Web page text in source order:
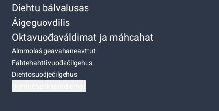
Diehtu bálvalusas
Áigeguovdilis
Oktavuođaváldimat ja máhcahat
Almmolaš geavahaneavttut
Fáhtehahttivuođačilgehus
Diehtosuodječilgehus